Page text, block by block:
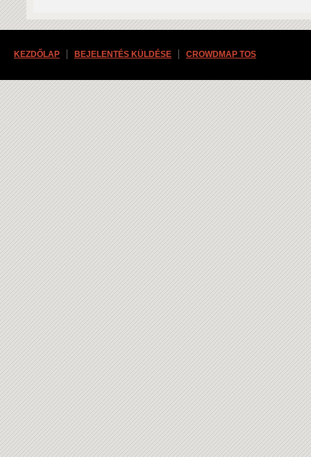
KEZDŐLAP BEJELENTÉS KÜLDÉSE CROWDMAP TOS